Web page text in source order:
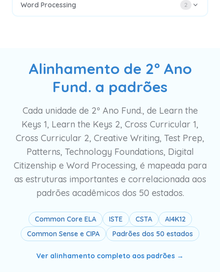
Word Processing 2
Alinhamento de 2º Ano
Fund. a padrões
Cada unidade de 2º Ano Fund., de Learn the
Keys 1, Learn the Keys 2, Cross Curricular 1,
Cross Curricular 2, Creative Writing, Test Prep,
Patterns, Technology Foundations, Digital
Citizenship e Word Processing, é mapeada para
as estruturas importantes e correlacionada aos
padrões acadêmicos dos 50 estados.
Common Core ELA ISTE CSTA
AI4K12
Common Sense e CIPA
Padrões dos 50 estados
Ver alinhamento completo aos padrões →